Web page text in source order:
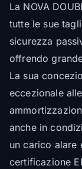
La NOVA
tutte le sue
sicurezza
offrendo
La sua
eccezionale
anche in
un carico alare
certificazione